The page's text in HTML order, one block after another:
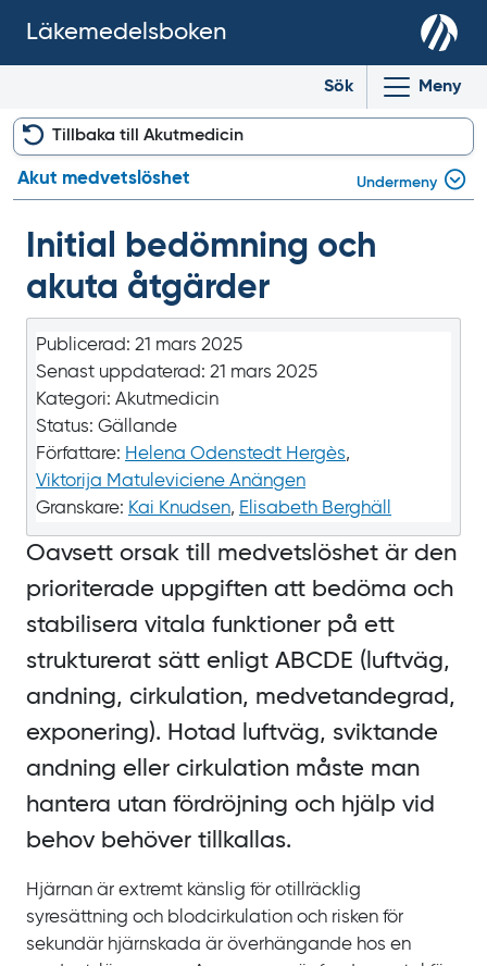
Läkemedelsboken
Sök Meny
Initial bedömning och
akuta åtgärder
Publicerad: 21 mars 2025
Senast uppdaterad: 21 mars 2025
Kategori: Akutmedicin
Status: Gällande
Författare: Helena Odenstedt Hergès,
Viktorija Matuleviciene Anängen
Granskare: Kai Knudsen, Elisabeth Berghäll
Oavsett orsak till medvetslöshet är den
prioriterade uppgiften att bedöma och
stabilisera vitala funktioner på ett
strukturerat sätt enligt ABCDE (luftväg,
andning, cirkulation, medvetandegrad,
exponering). Hotad luftväg, sviktande
andning eller cirkulation måste man
hantera utan fördröjning och hjälp vid
behov behöver tillkallas.
Hjärnan är extremt känslig för otillräcklig
syresättning och blodcirkulation och risken för
sekundär hjärnskada är överhängande hos en
Tillbaka till Akutmedicin
Akut medvetslöshet Undermeny